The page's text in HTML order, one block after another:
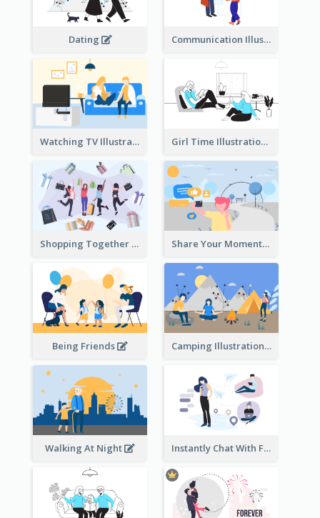
Dating Communication Illustration
Watching TV Illustration Girl Time Illustration
Shopping Together Illustration Share Your Moments To The World Illustration
Being Friends Camping Illustration
Walking At Night Instantly Chat With Friends Illustration